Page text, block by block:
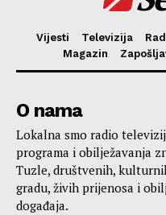
Vijesti Televizija
Magazin
O nama
Lokalna smo radio
programa i obilježavanja
Tuzle, društvenih,
gradu, živih prijenosa i
događaja.